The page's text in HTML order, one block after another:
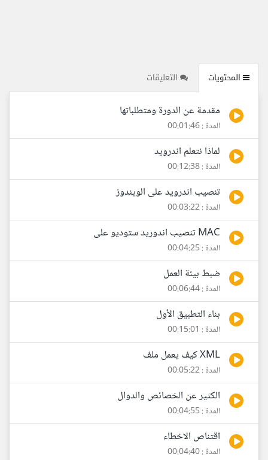
المحتويات التعليقات
مقدمة عن الدورة ومتطلباتها
المدة : 00:01:46
لماذا نتعلم اندرويد
المدة : 00:12:38
تنصيب اندرويد على الويندوز
المدة : 00:03:22
MAC تنصيب اندوريد ستوديو على
المدة : 00:04:25
ضبط بيئة العمل
المدة : 00:06:44
بناء التطبيق الأول
المدة : 00:15:01
XML كيف يعمل ملف
المدة : 00:05:22
الكثير عن الخصائص والدوال
المدة : 00:04:55
اقتناص الاخطاء
المدة : 00:04:40